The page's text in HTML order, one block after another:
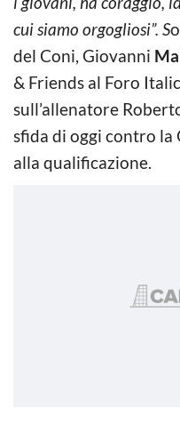
cui siamo orgogliosi”. S
del Coni, Giovanni
& Friends al Foro
sull’allenatore
sfida di oggi contro la
alla qualificazione.